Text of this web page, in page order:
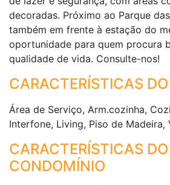
decoradas. Próximo ao Parque
também em frente à estação do
oportunidade para quem procura
qualidade de vida. Consulte-nos!
CARACTERÍSTICAS
Área de Serviço, Arm.cozinha,
Interfone, Living, Piso de Madeira,
CARACTERÍSTICAS DO
CONDOMÍNIO